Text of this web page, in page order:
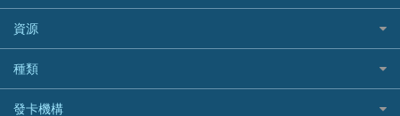
稅季/稅務貸款
網上貸款
結餘轉戶(清卡數貸款)
銀行貸款
BEA 東亞銀行
BOC 中國銀行
Cashing Pro 優尚信貸
CCB(Asia) 中國建設銀行 (亞洲)
資源
如何申請個人貸款
如何管理個人貸款
種類
網購優惠
發卡機構